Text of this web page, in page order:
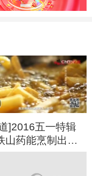
]2016五一特辑
山药能烹制出哪
味